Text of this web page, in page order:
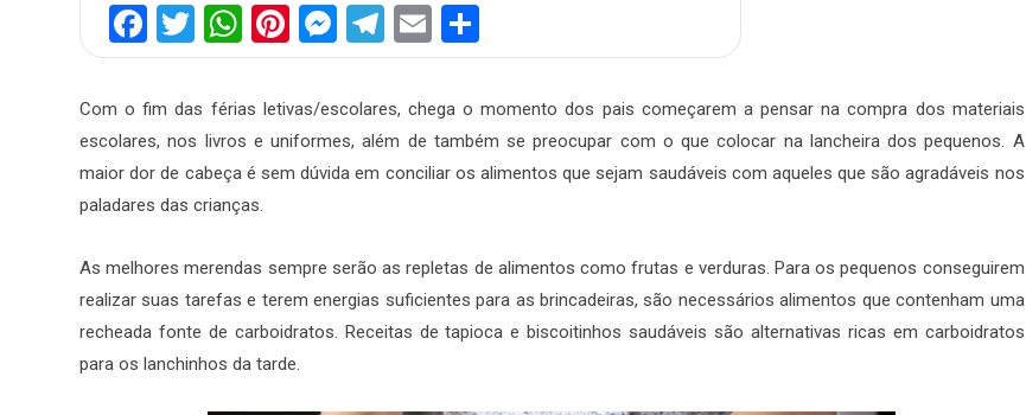
Facebook
Twitter
WhatsApp
Pinterest
Messenger
Telegram
Email
Com o fim das férias letivas/escolares, chega o momento dos pais começarem a pensar na compra dos materiais
escolares, nos livros e uniformes, além de também se preocupar com o que colocar na lancheira dos pequenos. A
maior dor de cabeça é sem dúvida em conciliar os alimentos que sejam saudáveis com aqueles que são agradáveis nos
paladares das crianças.
As melhores merendas sempre serão as repletas de alimentos como frutas e verduras. Para os pequenos conseguirem
realizar suas tarefas e terem energias suficientes para as brincadeiras, são necessários alimentos que contenham uma
recheada fonte de carboidratos. Receitas de tapioca e biscoitinhos saudáveis são alternativas ricas em carboidratos
para os lanchinhos da tarde.